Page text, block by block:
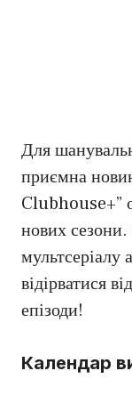
Для
приємна
Clubhouse+”
нових
мультсеріалу
відірватися
епізоди!
Календар